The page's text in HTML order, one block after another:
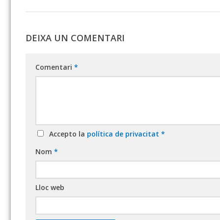
DEIXA UN COMENTARI
Comentari *
Accepto la política de privacitat *
Nom *
Lloc web